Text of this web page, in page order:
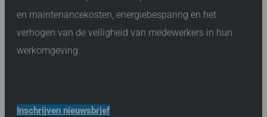
en maintenancekosten, energiebesparing en het
verhogen van de veiligheid van medewerkers in hun
werkomgeving.
Inschrijven nieuwsbrief